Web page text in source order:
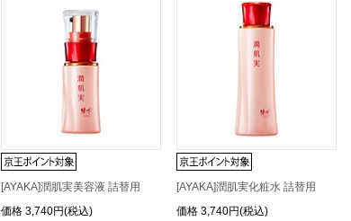
[AYAKA]潤肌実美容液 詰替用
価格 3,740円(税込)
[AYAKA]潤肌実化粧水 詰替用
価格 3,740円(税込)